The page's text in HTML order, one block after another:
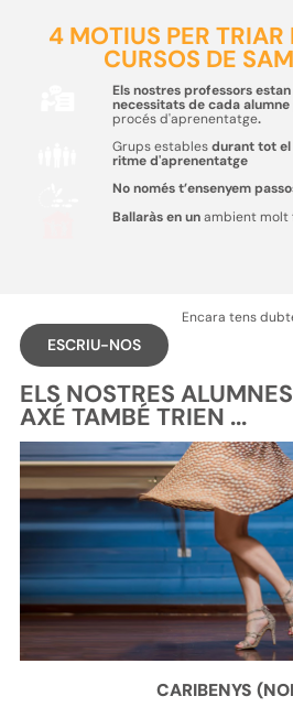
4 MOTIUS PER TRIAR
CURSOS DE
Els nostres professors
necessitats de cada
procés d'aprenentatge.
Grups establesdurant tot el
ritme d'aprenentatge
No només t’ensenyem
Ballaràs en unambient molt
Encara tens
ESCRIU-NOS
ELS NOSTRES
AXÉ TAMBÉ TRIEN ...
CARIBENYS